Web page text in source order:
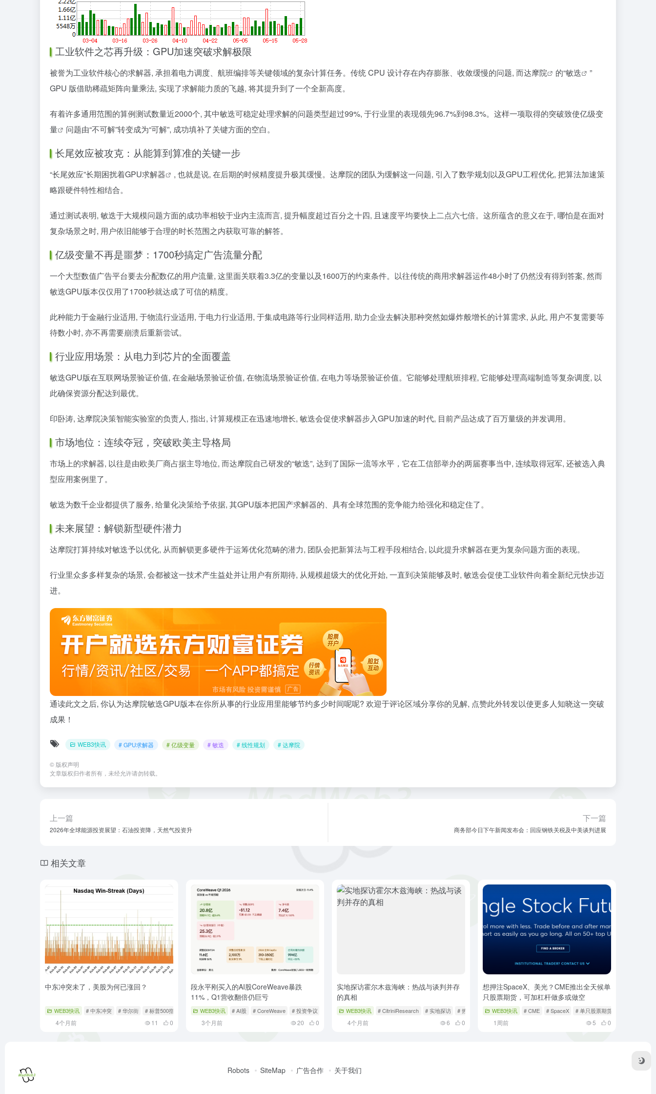
工业软件之芯再升级：GPU加速突破求解极限
被誉为工业软件核心的求解器, 承担着电力调度、航班编排等关键领域的复杂计算任务。传统 CPU 设计存在内存膨胀、收敛缓慢的问题, 而达摩院 的“敏迭
”
GPU 版借助稀疏矩阵向量乘法, 实现了求解能力质的飞越, 将其提升到了一个全新高度。
有着许多通用范围的算例测试数量近2000个, 其中敏迭可稳定处理求解的问题类型超过99%, 于行业里的表现领先96.7%到98.3%。这样一项取得的突破致使亿级变
量
问题由“不可解”转变成为“可解”, 成功填补了关键方面的空白。
长尾效应被攻克：从能算到算准的关键一步
“长尾效应”长期困扰着GPU求解器
, 也就是说, 在后期的时候精度提升极其缓慢。达摩院的团队为缓解这一问题, 引入了数学规划以及GPU工程优化, 把算法加速策
略跟硬件特性相结合。
通过测试表明, 敏迭于大规模问题方面的成功率相较于业内主流而言, 提升幅度超过百分之十四, 且速度平均要快上二点六七倍。这所蕴含的意义在于, 哪怕是在面对
复杂场景之时, 用户依旧能够于合理的时长范围之内获取可靠的解答。
亿级变量不再是噩梦：1700秒搞定广告流量分配
一个大型数值广告平台要去分配数亿的用户流量, 这里面关联着3.3亿的变量以及1600万的约束条件。以往传统的商用求解器运作48小时了仍然没有得到答案, 然而
敏迭GPU版本仅仅用了1700秒就达成了可信的精度。
此种能力于金融行业适用, 于物流行业适用, 于电力行业适用, 于集成电路等行业同样适用, 助力企业去解决那种突然如爆炸般增长的计算需求, 从此, 用户不复需要等
待数小时, 亦不再需要崩溃后重新尝试。
行业应用场景：从电力到芯片的全面覆盖
敏迭GPU版在互联网场景验证价值, 在金融场景验证价值, 在物流场景验证价值, 在电力等场景验证价值。它能够处理航班排程, 它能够处理高端制造等复杂调度, 以
此确保资源分配达到最优。
印卧涛, 达摩院决策智能实验室的负责人, 指出, 计算规模正在迅速地增长, 敏迭会促使求解器步入GPU加速的时代, 目前产品达成了百万量级的并发调用。
市场地位：连续夺冠，突破欧美主导格局
市场上的求解器, 以往是由欧美厂商占据主导地位, 而达摩院自己研发的“敏迭”, 达到了国际一流等水平，它在工信部举办的两届赛事当中, 连续取得冠军, 还被选入典
型应用案例里了。
敏迭为数千企业都提供了服务, 给量化决策给予依据, 其GPU版本把国产求解器的、具有全球范围的竞争能力给强化和稳定住了。
未来展望：解锁新型硬件潜力
达摩院打算持续对敏迭予以优化, 从而解锁更多硬件于运筹优化范畴的潜力, 团队会把新算法与工程手段相结合, 以此提升求解器在更为复杂问题方面的表现。
行业里众多多样复杂的场景, 会都被这一技术产生益处并让用户有所期待, 从规模超级大的优化开始, 一直到决策能够及时, 敏迭会促使工业软件向着全新纪元快步迈
进。
通读此文之后, 你认为达摩院敏迭GPU版本在你所从事的行业应用里能够节约多少时间呢呢? 欢迎于评论区域分享你的见解, 点赞此外转发以使更多人知晓这一突破
成果！
WEB3快讯 # GPU求解器 # 亿级变量 # 敏迭 # 线性规划 # 达摩院
© 版权声明
文章版权归作者所有，未经允许请勿转载。
上一篇
2026年全球能源投资展望：石油投资降，天然气投资升
下一篇
商务部今日下午新闻发布会：回应钢铁关税及中美谈判进展
相关文章
中东冲突未了，美股为何已涨回？
WEB3快讯 # 中东冲突 # 华尔街 # 标普500指数
4个月前 11 0
段永平刚买入的AI股CoreWeave暴跌
11%，Q1营收翻倍仍巨亏
WEB3快讯 # AI股 # CoreWeave # 投资争议
3个月前 20 0
实地探访霍尔木兹海峡：热战与谈判并存
的真相
WEB3快讯 # CitriniResearch # 实地探访 # 热战
4个月前 6 0
想押注SpaceX、美光？CME推出全天候单
只股票期货，可加杠杆做多或做空
WEB3快讯 # CME # SpaceX # 单只股票期货
1周前 5 0
Robots SiteMap 广告合作 关于我们